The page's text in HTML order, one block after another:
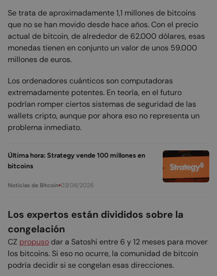
Se trata de aproximadamente 1,1 millones de bitcoins
que no se han movido desde hace años. Con el precio
actual de bitcoin, de alrededor de 62.000 dólares, esas
monedas tienen en conjunto un valor de unos 59.000
millones de euros.
Los ordenadores cuánticos son computadoras
extremadamente potentes. En teoría, en el futuro
podrían romper ciertos sistemas de seguridad de las
wallets cripto, aunque por ahora eso no representa un
problema inmediato.
Última hora: Strategy vende 100 millones en
bitcoins
Noticias de Bitcoin 03/08/2026
Los expertos están divididos sobre la
congelación
CZ propuso dar a Satoshi entre 6 y 12 meses para mover
los bitcoins. Si eso no ocurre, la comunidad de bitcoin
podría decidir si se congelan esas direcciones.